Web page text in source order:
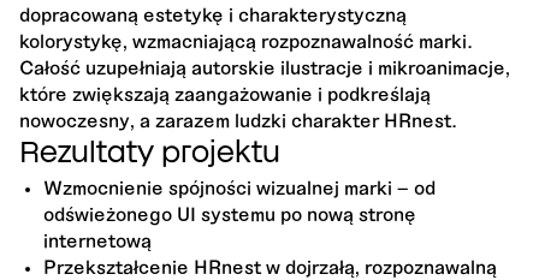
dopracowaną estetykę i charakterystyczną
kolorystykę, wzmacniającą rozpoznawalność marki.
Całość uzupełniają autorskie ilustracje i mikroanimacje,
które zwiększają zaangażowanie i podkreślają
nowoczesny, a zarazem ludzki charakter HRnest.
Rezultaty projektu
Wzmocnienie spójności wizualnej marki – od
odświeżonego UI systemu po nową stronę
internetową
Przekształcenie HRnest w dojrzałą, rozpoznawalną